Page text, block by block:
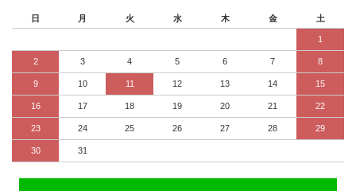
日 月 火 水 木 金 土
1
2 3 4 5 6 7 8
9 10 11 12 13 14 15
16 17 18 19 20 21 22
23 24 25 26 27 28 29
30 31